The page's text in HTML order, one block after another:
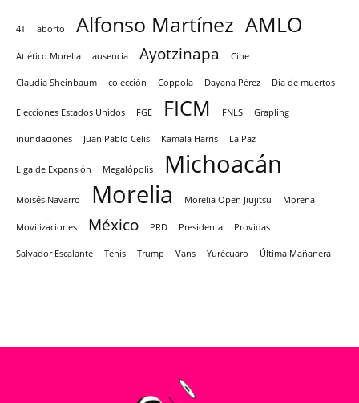
4T aborto Alfonso Martínez AMLO
Atlético Morelia ausencia Ayotzinapa Cine
Claudia Sheinbaum colección Coppola Dayana Pérez Día de muertos
Elecciones Estados Unidos FGE FICM FNLS Grapling
inundaciones Juan Pablo Celis Kamala Harris La Paz
Liga de Expansión Megalópolis Michoacán
Moisés Navarro Morelia Morelia Open Jiujitsu Morena
Movilizaciones México PRD Presidenta Providas
Salvador Escalante Tenis Trump Vans Yurécuaro Última Mañanera